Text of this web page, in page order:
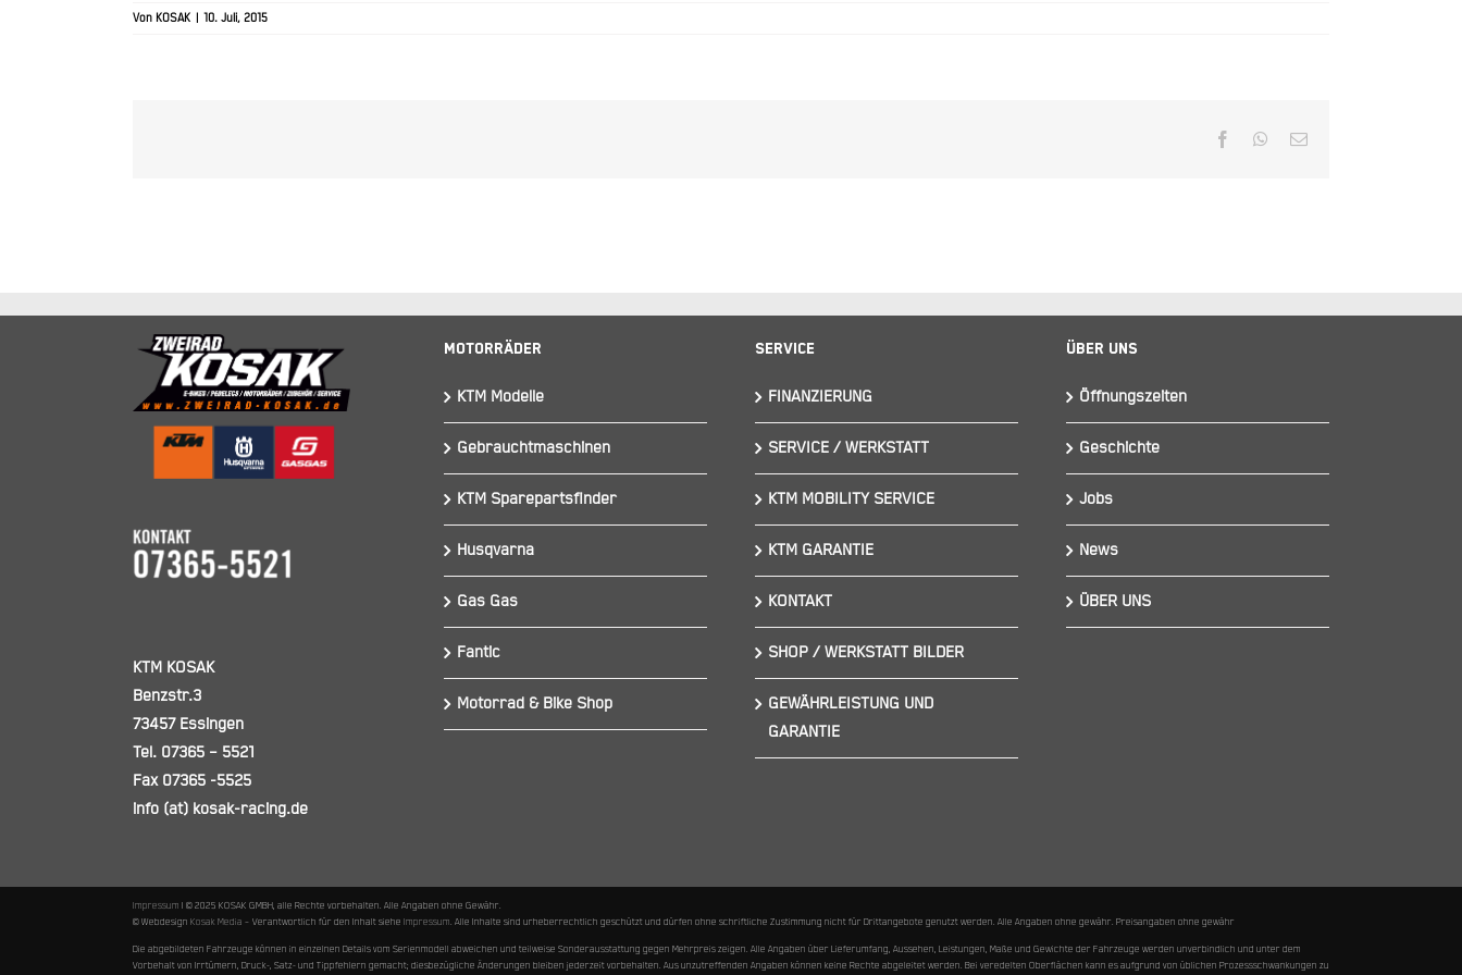
Von KOSAK 10. Juli, 2015
FacebookWhatsApp
E-
KTM KOSAK
Benzstr.3
73457 Essingen
Tel. 07365 – 5521
Fax 07365 -5525
info (at) kosak-racing.de
Motorräder
KTM Modelle
Gebrauchtmaschinen
KTM Sparepartsfinder
Husqvarna
Gas Gas
Fantic
Motorrad & Bike Shop
Service
FINANZIERUNG
SERVICE / WERKSTATT
KTM MOBILITY SERVICE
KTM GARANTIE
KONTAKT
SHOP / WERKSTATT BILDER
GEWÄHRLEISTUNG UND
GARANTIE
Über Uns
Öffnungszeiten
Geschichte
Jobs
News
ÜBER UNS
Impressum I © 2025 KOSAK GMBH, alle Rechte vorbehalten. Alle Angaben ohne Gewähr.
© Webdesign Kosak Media – Verantwortlich für den Inhalt siehe Impressum. Alle Inhalte sind urheberrechtlich geschützt und dürfen ohne schriftliche Zustimmung nicht für Drittangebote genutzt werden. Alle Angaben ohne gewähr. Preisangaben ohne gewähr
Die abgebildeten Fahrzeuge können in einzelnen Details vom Serienmodell abweichen und teilweise Sonderausstattung gegen Mehrpreis zeigen. Alle Angaben über Lieferumfang, Aussehen, Leistungen, Maße und Gewichte der Fahrzeuge werden unverbindlich und unter dem
Vorbehalt von Irrtümern, Druck-, Satz- und Tippfehlern gemacht; diesbezügliche Änderungen bleiben jederzeit vorbehalten. Aus unzutreffenden Angaben können keine Rechte abgeleitet werden. Bei veredelten Oberflächen kann es aufgrund von üblichen Prozessschwankungen zu